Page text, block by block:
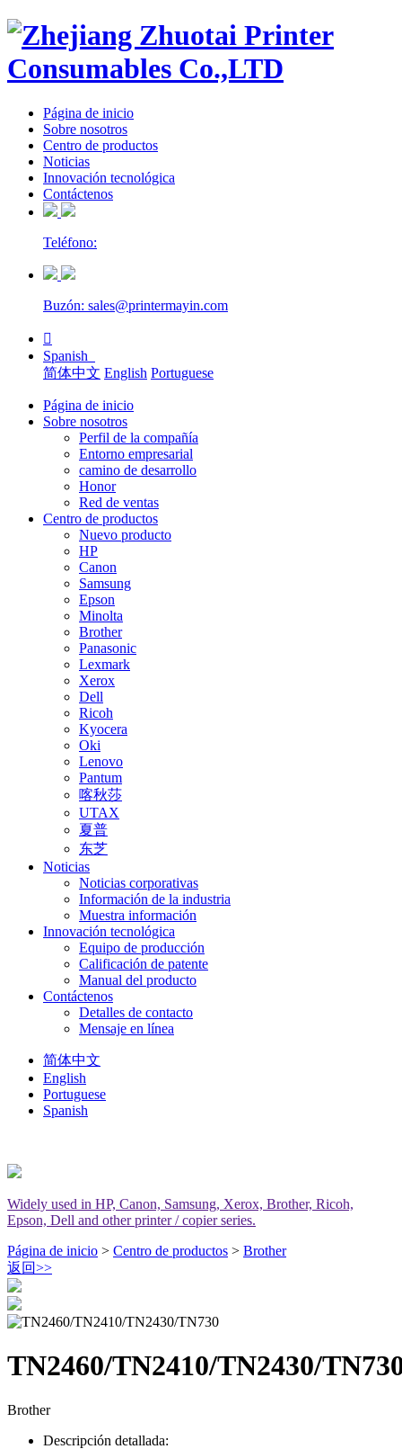
Página de inicio
Sobre nosotros
Centro de productos
Noticias
Innovación tecnológica
Contáctenos
Teléfono:
Buzón: sales@printermayin.com

Spanish
简体中文 English Portuguese
Página de inicio
Sobre nosotros
Perfil de la compañía
Entorno empresarial
camino de desarrollo
Honor
Red de ventas
Centro de productos
Nuevo producto
HP
Canon
Samsung
Epson
Minolta
Brother
Panasonic
Lexmark
Xerox
Dell
Ricoh
Kyocera
Oki
Lenovo
Pantum
喀秋莎
UTAX
夏普
东芝
Noticias
Noticias corporativas
Información de la industria
Muestra información
Innovación tecnológica
Equipo de producción
Calificación de patente
Manual del producto
Contáctenos
Detalles de contacto
Mensaje en línea
简体中文
English
Portuguese
Spanish
Widely used in HP, Canon, Samsung, Xerox, Brother, Ricoh,
Epson, Dell and other printer / copier series.
Página de inicio > Centro de productos > Brother
返回>>
TN2460/TN2410/TN2430/
Brother
Descripción detallada: